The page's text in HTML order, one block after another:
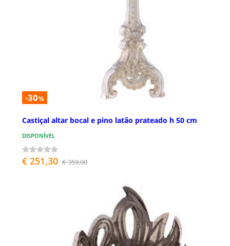
-30%
Castiçal altar bocal e pino latão prateado h 50 cm
DISPONÍVEL
€ 251,30 € 359,00